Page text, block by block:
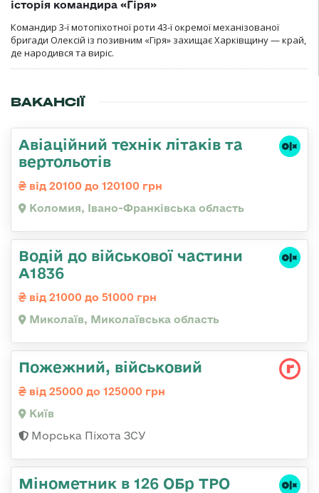
історія командира «Гіря»
Командир 3-ї мотопіхотної роти 43-ї окремої механізованої
бригади Олексій із позивним «Гіря» захищає Харківщину — край,
де народився та виріс.
ВАКАНСІЇ
Авіаційний технік літаків та
вертольотів
від 20100 до 120100 грн
Коломия, Івано-Франківська область
Водій до військової частини
А1836
від 21000 до 51000 грн
Миколаїв, Миколаївська область
Пожежний, військовий
від 25000 до 125000 грн
Київ
Морська Піхота ЗСУ
Мінометник в 126 ОБр ТРО